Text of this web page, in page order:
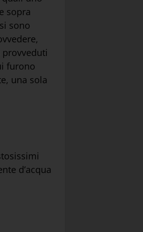
sopra
sono
provveduti
furono
una sola
d’acqua